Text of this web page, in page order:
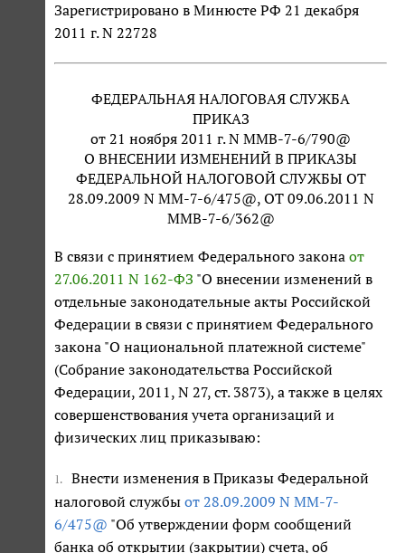
Зарегистрировано в Минюсте РФ 21 декабря
2011 г. N 22728
ФЕДЕРАЛЬНАЯ НАЛОГОВАЯ СЛУЖБА
ПРИКАЗ
от 21 ноября 2011 г. N ММВ-7-6/790@
О ВНЕСЕНИИ ИЗМЕНЕНИЙ В ПРИКАЗЫ
ФЕДЕРАЛЬНОЙ НАЛОГОВОЙ СЛУЖБЫ ОТ
28.09.2009 N ММ-7-6/475@, ОТ 09.06.2011 N
ММВ-7-6/362@
В связи с принятием Федерального закона от
27.06.2011 N 162-ФЗ "О внесении изменений в
отдельные законодательные акты Российской
Федерации в связи с принятием Федерального
закона "О национальной платежной системе"
(Собрание законодательства Российской
Федерации, 2011, N 27, ст. 3873), а также в целях
совершенствования учета организаций и
физических лиц приказываю:
1.
Внести изменения в Приказы Федеральной
налоговой службы от 28.09.2009 N ММ-7-
6/475@ "Об утверждении форм сообщений
банка об открытии (закрытии) счета, об